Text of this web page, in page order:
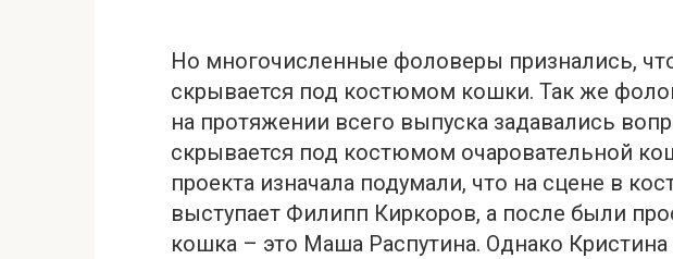
Но многочисленные фоловеры признались,
скрывается под костюмом кошки. Так же
на протяжении всего выпуска задавались
скрывается под костюмом очаровательной
проекта изначала подумали, что на сцене в
выступает Филипп Киркоров, а после были
кошка – это Маша Распутина. Однако